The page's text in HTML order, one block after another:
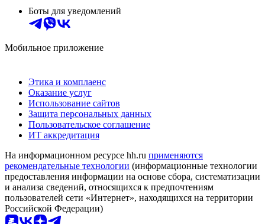
Боты для уведомлений
Мобильное приложение
Этика и комплаенс
Оказание услуг
Использование сайтов
Защита персональных данных
Пользовательское соглашение
ИТ аккредитация
На информационном ресурсе hh.ru применяются
рекомендательные технологии (информационные технологии
предоставления информации на основе сбора, систематизации
и анализа сведений, относящихся к предпочтениям
пользователей сети «Интернет», находящихся на территории
Российской Федерации)